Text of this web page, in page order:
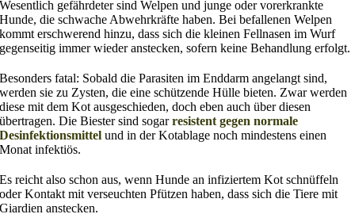
Wesentlich gefährdeter sind Welpen und junge oder vorerkrankte
Hunde, die schwache Abwehrkräfte haben. Bei befallenen Welpen
kommt erschwerend hinzu, dass sich die kleinen Fellnasen im Wurf
gegenseitig immer wieder anstecken, sofern keine Behandlung erfolgt.
Besonders fatal: Sobald die Parasiten im Enddarm angelangt sind,
werden sie zu Zysten, die eine schützende Hülle bieten. Zwar werden
diese mit dem Kot ausgeschieden, doch eben auch über diesen
übertragen. Die Biester sind sogarresistent gegen normale
Desinfektionsmittel und in der Kotablage noch mindestens einen
Monat infektiös.
Es reicht also schon aus, wenn Hunde an infiziertem Kot schnüffeln
oder Kontakt mit verseuchten Pfützen haben, dass sich die Tiere mit
Giardien anstecken.